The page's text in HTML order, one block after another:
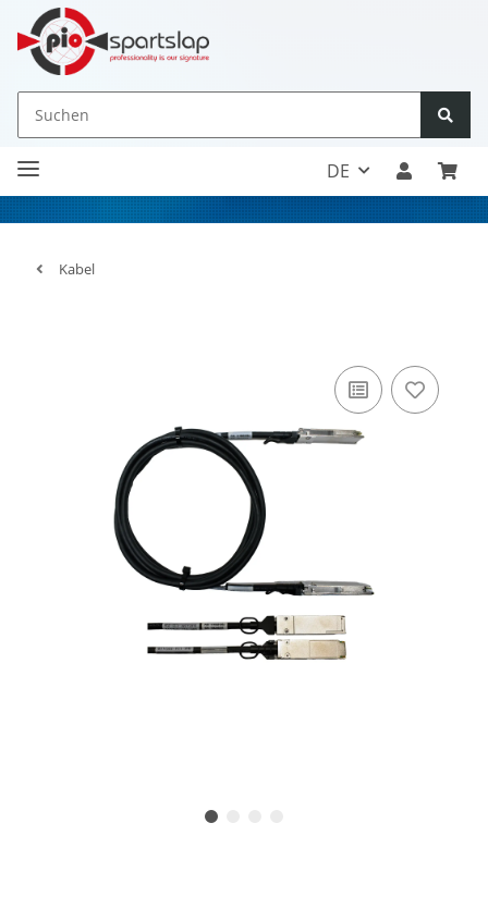
DE
Kabel